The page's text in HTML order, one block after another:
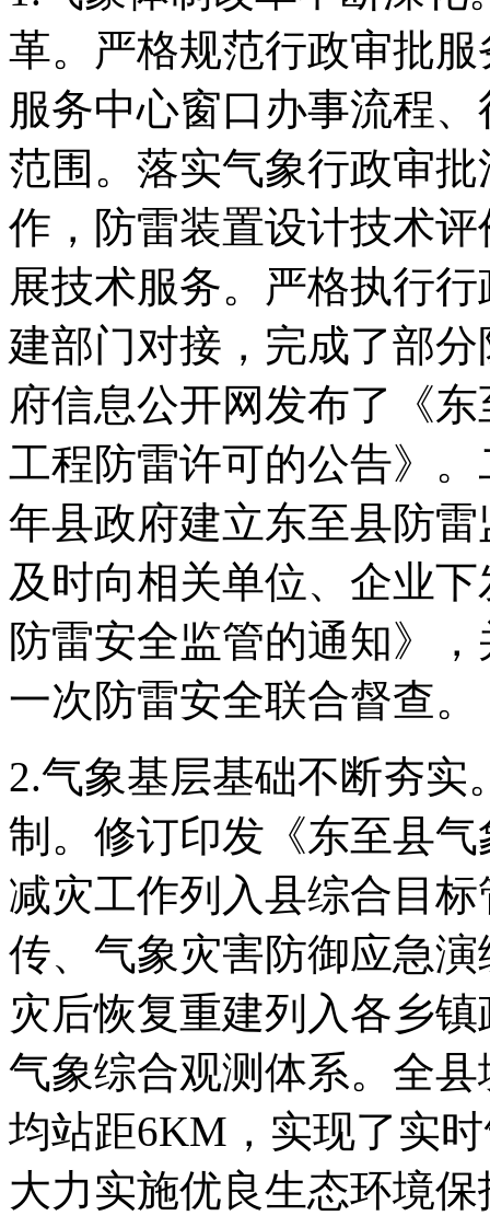
革。严格规范行政审批
服务中心窗口办事流程
范围。落实气象行政审
作，防雷装置设计技术
展技术服务。严格执行
建部门对接，完成了部
府信息公开网发布了《
工程防雷许可的公告》
年县政府建立东至县防
及时向相关单位、企业
防雷安全监管的通知》
一次防雷安全联合督查。
2.气象基层基础不断夯实
制。修订印发《东至县
减灾工作列入县综合目
传、气象灾害防御应急
灾后恢复重建列入各乡
气象综合观测体系。全
均站距6KM，实现了实
大力实施优良生态环境